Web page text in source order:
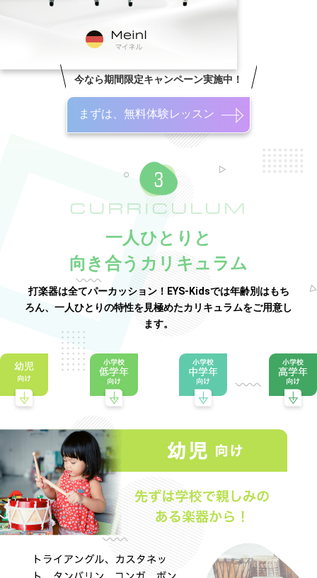
今なら期間限定キャンペーン実施中！
まずは、無料体験レッスン
CURRICULUM
一人ひとりと
向き合うカリキュラム
打楽器は全てパーカッション！EYS-Kidsでは年齢別はもち
ろん、一人ひとりの特性を見極めたカリキュラムをご用意し
ます。